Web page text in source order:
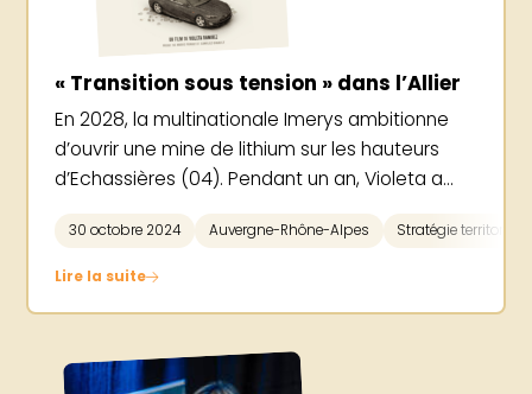
« Transition sous tension » dans l’Allier
En 2028, la multinationale Imerys ambitionne
d’ouvrir une mine de lithium sur les hauteurs
d’Echassières (04). Pendant un an, Violeta a...
30 octobre 2024 Auvergne-Rhône-Alpes Stratégie territoriale
Lire la suite